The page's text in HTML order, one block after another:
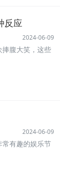
反应
2024-06-09
捧腹大笑，这些
2024-06-09
常有趣的娱乐节